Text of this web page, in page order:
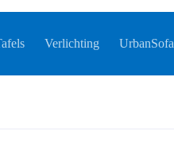
Verlichting UrbanSofa